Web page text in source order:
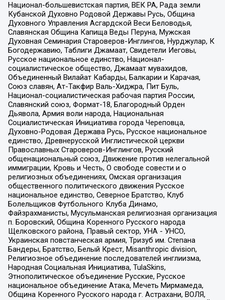
Национал-большевистская партия, ВЕК РА, Рада земли
Кубанской Духовно Родовой Державы Русь, Община
Духовного Управления Асгардской Веси Беловодья,
Славянская Община Капища Веды Перуна, Мужская
Духовная Семинария Староверов-Инглингов, Нурджулар, К
Богодержавию, Таблиги Джамаат, Свидетели Иеговы,
Русское национальное единство, Национал-
социалистическое общество, Джамаат мувахидов,
Объединенный Вилайат Кабарды, Балкарии и Карачая,
Союз славян, Ат-Такфир Валь-Хиджра, Пит Буль,
Национал-социалистическая рабочая партия России,
Славянский союз, Формат-18, Благородный Орден
Дьявола, Армия воли народа, Национальная
Социалистическая Инициатива города Череповца,
Духовно-Родовая Держава Русь, Русское национальное
единство, Древнерусской Инглистической церкви
Православных Староверов-Инглингов, Русский
общенациональный союз, Движение против нелегальной
иммиграции, Кровь и Честь, О свободе совести и о
религиозных объединениях, Омская организация
общественного политического движения Русское
национальное единство, Северное Братство, Клуб
Болельщиков Футбольного Клуба Динамо,
Файзрахманисты, Мусульманская религиозная организация
п. Боровский, Община Коренного Русского народа
Щелковского района, Правый сектор, УНА - УНСО,
Украинская повстанческая армия, Тризуб им. Степана
Бандеры, Братство, Белый Крест, Misanthropic division,
Религиозное объединение последователей инглиизма,
Народная Социальная Инициатива, TulaSkins,
Этнополитическое объединение Русские, Русское
национальное объединение Атака, Мечеть Мирмамеда,
Община Коренного Русского народа г. Астрахани, ВОЛЯ,